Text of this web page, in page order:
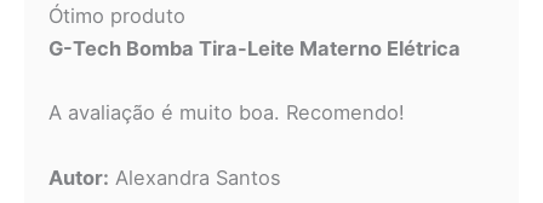
Ótimo produto
G-Tech Bomba Tira-Leite Materno Elétrica
A avaliação é muito boa. Recomendo!
Autor: Alexandra Santos